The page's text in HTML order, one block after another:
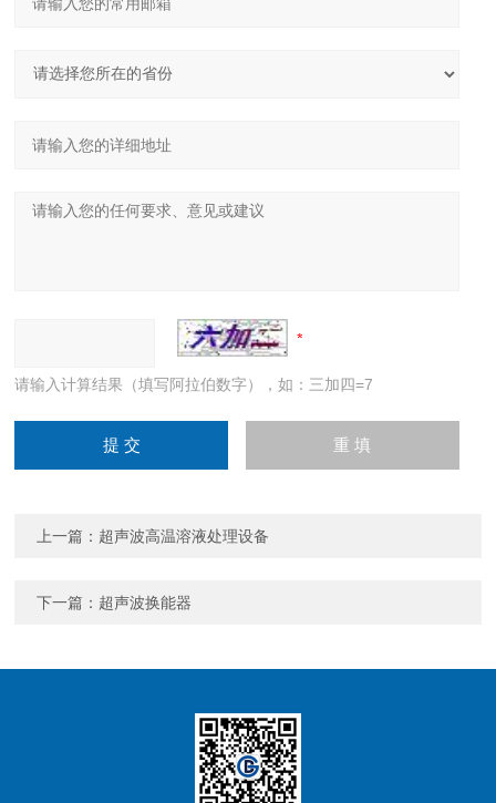
请输入计算结果（填写阿拉伯数字），如：三加四=7
上一篇： 超声波高温溶液处理设备
下一篇： 超声波换能器